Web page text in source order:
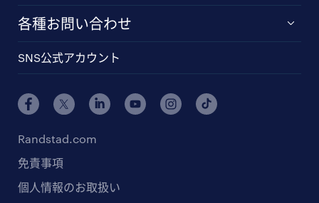
各種お問い合わせ
SNS公式アカウント
Randstad.com
免責事項
個人情報のお取扱い